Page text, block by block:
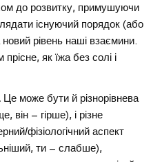
до розвитку, примушуючи
існуючий порядок (або
рівень наші взаємини.
як їжа без солі і
Це може бути й різнорівнева
він – гірше), і різне
фізіологічний аспект
ти – слабше),